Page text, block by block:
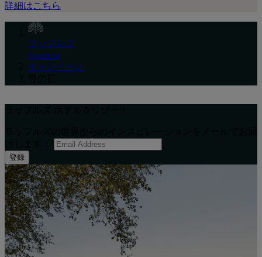
詳細はこちら
ラッフルズ
Japanese
キャンペーン
登録